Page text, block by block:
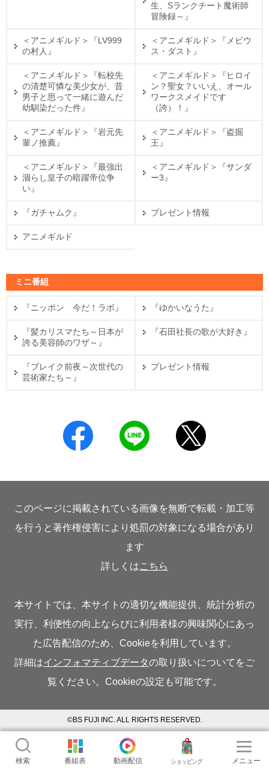
生、Sランクチート魔術師
冒険録～』
＜アニメギルド＞『LV999
の村人』
＜アニメギルド＞『メビウ
ス・ダスト』
＜アニメギルド＞『転校先
の清楚可憐な美少女が、昔
男子と思って一緒に遊んだ
幼馴染だった件』
＜アニメギルド＞『ヒロイ
ン？聖女？いいえ、オール
ワークスメイドです
（誇）！』
＜アニメギルド＞『岩元先
輩ノ推薦』
＜アニメギルド＞『盗掘
王』
＜アニメギルド＞『最強出
涸らし皇子の暗躍帝位争
い』
＜アニメギルド＞『サンダ
ー3』
『ガチャムク』 プレゼント情報
アニメギルド
ミニ番組
『ニッポン 今だ！ラボ』 『ゆかいなうた』
『髪カリスマたち～日本が
誇る美容師のワザ～』
『石田社長の歌が大好き』
『ブレイク前夜～次世代の
芸術家たち～』
プレゼント情報
このページに掲載されている画像を無断で転載・加工等
を行うと著作権侵害により処罰の対象になる場合があり
ます
詳しくはこちら
本サイトでは、本サイトの適切な機能提供、統計分析の
実行、利便性の向上ならびに利用者様の興味関心にあっ
た広告配信のため、Cookieを利用しています。
詳細はインフォマティブデータの取り扱いについてをご
覧ください。Cookieの設定も可能です。
検索 番組表 動画配信 ショッピング メニュー
©BS FUJI INC. ALL RIGHTS RESERVED.